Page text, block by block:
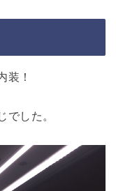
装！
した。